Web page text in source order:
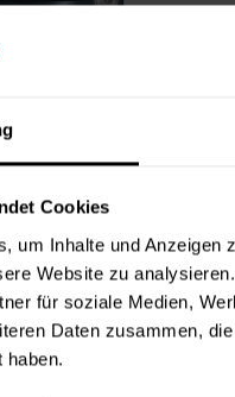
Cookies
um Inhalte und
Website zu
für soziale Medien,
Daten zusammen,
haben.